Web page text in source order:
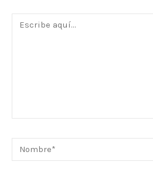
Escribe
Nombre*